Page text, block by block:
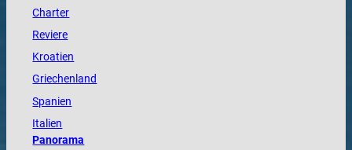
Charter
Reviere
Kroatien
Griechenland
Spanien
Italien
Panorama